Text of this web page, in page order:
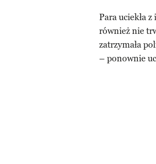
Para uciekła
również nie
zatrzymała
– ponownie